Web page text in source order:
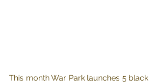
This month War Park launches 5 black